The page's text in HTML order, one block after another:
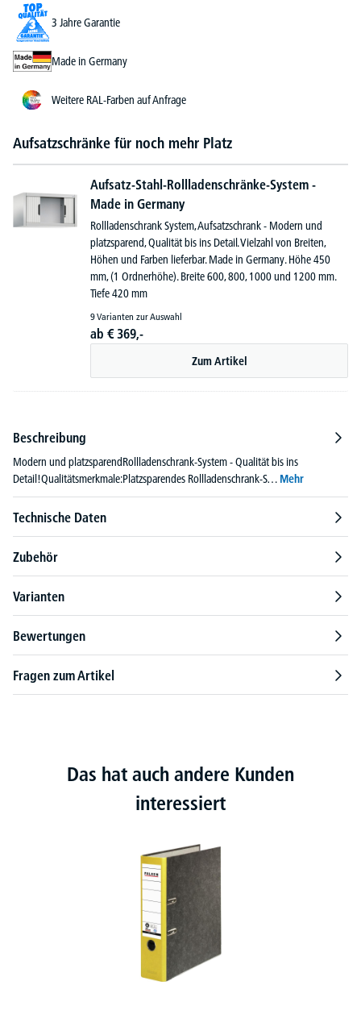
3 Jahre Garantie
Made in Germany
Weitere RAL-Farben auf Anfrage
Aufsatzschränke für noch mehr Platz
Aufsatz-Stahl-Rollladenschränke-System -
Made in Germany
Rollladenschrank System, Aufsatzschrank - Modern und
platzsparend, Qualität bis ins Detail. Vielzahl von Breiten,
Höhen und Farben lieferbar. Made in Germany. Höhe 450
mm, (1 Ordnerhöhe). Breite 600, 800, 1000 und 1200 mm.
Tiefe 420 mm
9 Varianten zur Auswahl
ab € 369,-
Zum Artikel
Beschreibung
Modern und platzsparendRollladenschrank-System - Qualität bis ins
Detail!Qualitätsmerkmale:Platzsparendes Rollladenschrank-S… Mehr
Technische Daten
Zubehör
Varianten
Bewertungen
Fragen zum Artikel
Das hat auch andere Kunden
interessiert